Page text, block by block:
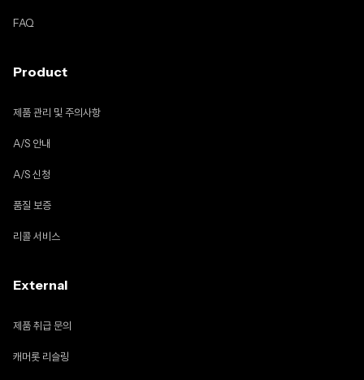
FAQ
Product
제품 관리 및 주의사항
A/S 안내
A/S 신청
품질 보증
리콜 서비스
External
제품 취급 문의
캐머롯 리슬링